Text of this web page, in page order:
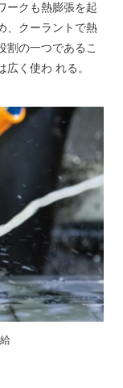
ークも熱膨張を起
、クーラントで熱
割の一つであるこ
く使わ れる。